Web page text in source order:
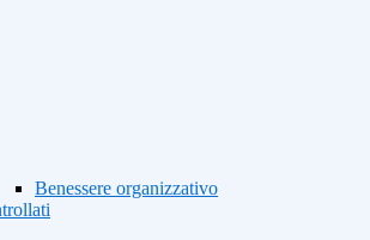
Benessere organizzativo